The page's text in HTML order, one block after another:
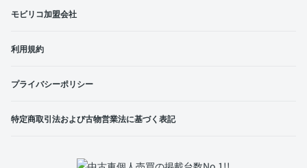
モビリコ加盟会社
利用規約
プライバシーポリシー
特定商取引法および古物営業法に基づく表記